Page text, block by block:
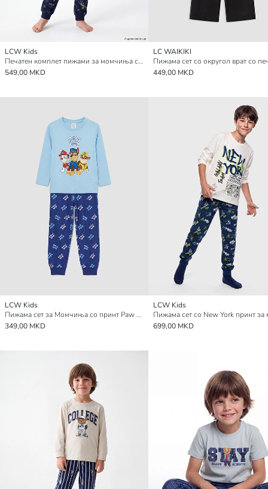
LCW Kids
Печатен комплет пижами за момчиња со округол врат
549,00 MKD
LC WAIKIKI
449,00 MKD
LCW Kids
Пижама сет за Момчиња со принт Paw Patrol
349,00 MKD
LCW Kids
Пижама сет со New York принт за
699,00 MKD